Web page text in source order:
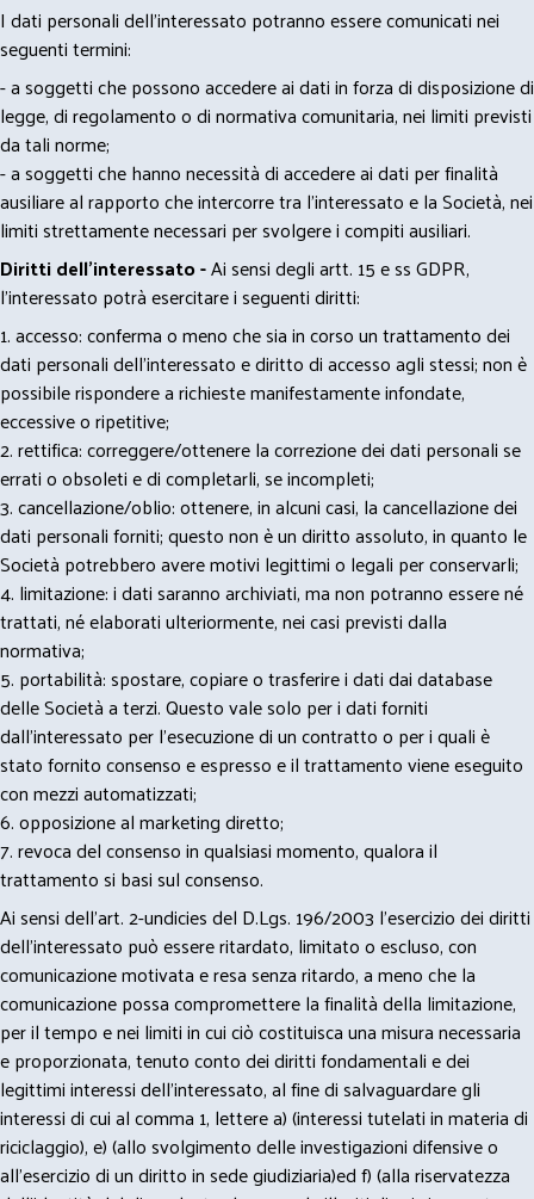
I dati personali dell’interessato potranno essere comunicati nei
seguenti termini:
- a soggetti che possono accedere ai dati in forza di disposizione di
legge, di regolamento o di normativa comunitaria, nei limiti previsti
da tali norme;
- a soggetti che hanno necessità di accedere ai dati per finalità
ausiliare al rapporto che intercorre tra l’interessato e la Società, nei
limiti strettamente necessari per svolgere i compiti ausiliari.
Diritti dell’interessato -Ai sensi degli artt. 15 e ss GDPR,
l’interessato potrà esercitare i seguenti diritti:
1. accesso: conferma o meno che sia in corso un trattamento dei
dati personali dell’interessato e diritto di accesso agli stessi; non è
possibile rispondere a richieste manifestamente infondate,
eccessive o ripetitive;
2. rettifica: correggere/ottenere la correzione dei dati personali se
errati o obsoleti e di completarli, se incompleti;
3. cancellazione/oblio: ottenere, in alcuni casi, la cancellazione dei
dati personali forniti; questo non è un diritto assoluto, in quanto le
Società potrebbero avere motivi legittimi o legali per conservarli;
4. limitazione: i dati saranno archiviati, ma non potranno essere né
trattati, né elaborati ulteriormente, nei casi previsti dalla
normativa;
5. portabilità: spostare, copiare o trasferire i dati dai database
delle Società a terzi. Questo vale solo per i dati forniti
dall’interessato per l’esecuzione di un contratto o per i quali è
stato fornito consenso e espresso e il trattamento viene eseguito
con mezzi automatizzati;
6. opposizione al marketing diretto;
7. revoca del consenso in qualsiasi momento, qualora il
trattamento si basi sul consenso.
Ai sensi dell’art. 2-undicies del D.Lgs. 196/2003 l’esercizio dei diritti
dell’interessato può essere ritardato, limitato o escluso, con
comunicazione motivata e resa senza ritardo, a meno che la
comunicazione possa compromettere la finalità della limitazione,
per il tempo e nei limiti in cui ciò costituisca una misura necessaria
e proporzionata, tenuto conto dei diritti fondamentali e dei
legittimi interessi dell’interessato, al fine di salvaguardare gli
interessi di cui al comma 1, lettere a) (interessi tutelati in materia di
riciclaggio), e) (allo svolgimento delle investigazioni difensive o
all’esercizio di un diritto in sede giudiziaria)ed f) (alla riservatezza